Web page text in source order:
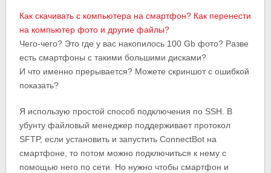
Как скачивать с компьютера на смартфон? Как перенести
на компьютер фото и другие файлы?
Чего-чего? Это где у вас накопилось 100 Gb фото? Разве
есть смартфоны с такими большими дисками?
И что именно прерывается? Можете скриншот с ошибкой
показать?
Я использую простой способ подключения по SSH. В
убунту файловый менеджер поддерживает протокол
SFTP, если установить и запустить ConnectBot на
смартфоне, то потом можно подключиться к нему с
помощью него по сети. Но нужно чтобы смартфон и